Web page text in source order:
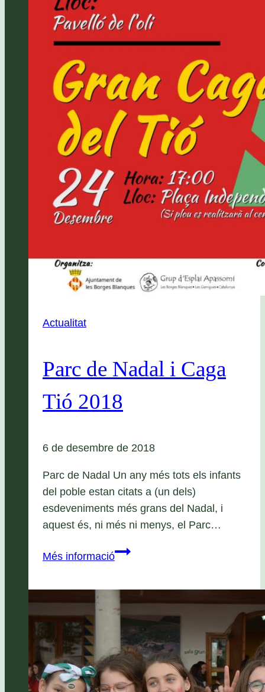
Actualitat
Parc de Nadal i Caga
Tió 2018
6 de desembre de 2018
Parc de Nadal Un any més tots els infants
del poble estan citats a (un dels)
esdeveniments més grans del Nadal, i
aquest és, ni més ni menys, el Parc…
Més informacióParc
Caga
2018